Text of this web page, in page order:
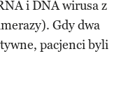
i DNA wirusa z
Gdy dwa
pacjenci byli